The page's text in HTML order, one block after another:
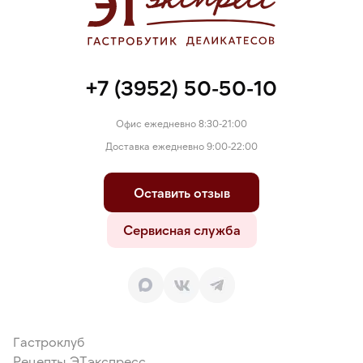
+7 (3952) 50-50-10
Офис ежедневно 8:30-21:00
Доставка ежедневно 9:00-22:00
Оставить отзыв
Сервисная служба
Гастроклуб